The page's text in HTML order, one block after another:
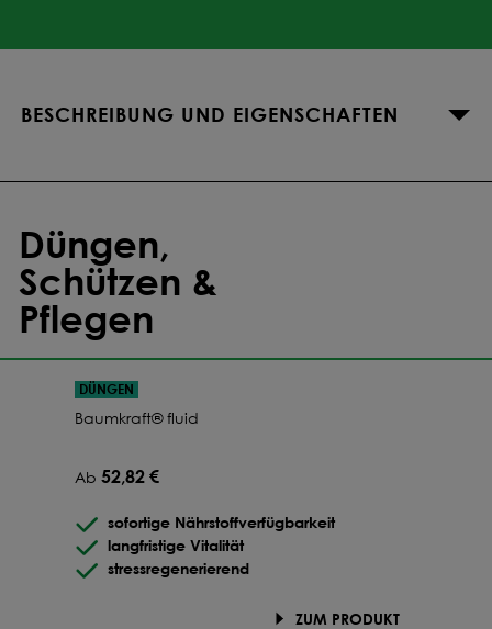
BESCHREIBUNG UND EIGENSCHAFTEN
Düngen,
Schützen &
Pflegen
DÜNGEN
Baumkraft® fluid
Ab 52,82 €
sofortige Nährstoffverfügbarkeit
langfristige Vitalität
stressregenerierend
ZUM PRODUKT